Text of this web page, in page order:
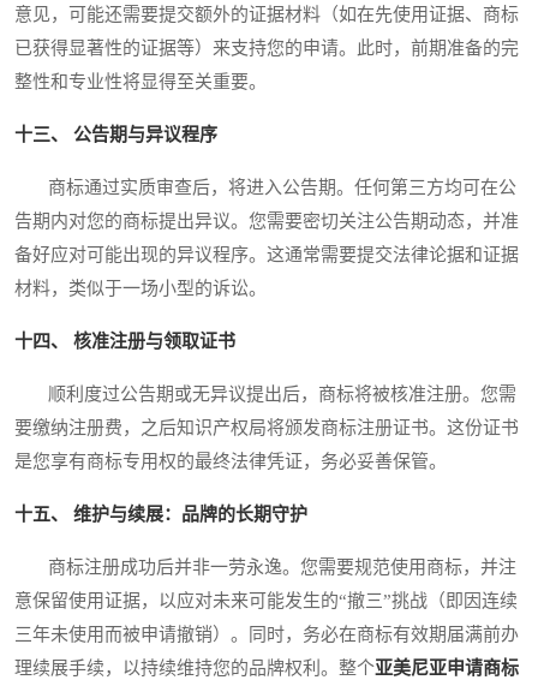
意见，可能还需要提交额外的证据材料（如在先使用证据、商标
已获得显著性的证据等）来支持您的申请。此时，前期准备的完
整性和专业性将显得至关重要。
十三、 公告期与异议程序
商标通过实质审查后，将进入公告期。任何第三方均可在公
告期内对您的商标提出异议。您需要密切关注公告期动态，并准
备好应对可能出现的异议程序。这通常需要提交法律论据和证据
材料，类似于一场小型的诉讼。
十四、 核准注册与领取证书
顺利度过公告期或无异议提出后，商标将被核准注册。您需
要缴纳注册费，之后知识产权局将颁发商标注册证书。这份证书
是您享有商标专用权的最终法律凭证，务必妥善保管。
十五、 维护与续展：品牌的长期守护
商标注册成功后并非一劳永逸。您需要规范使用商标，并注
意保留使用证据，以应对未来可能发生的“撤三”挑战（即因连续
三年未使用而被申请撤销）。同时，务必在商标有效期届满前办
理续展手续，以持续维持您的品牌权利。整个亚美尼亚申请商标